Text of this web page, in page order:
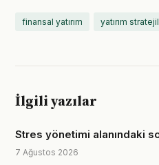
finansal yatırım yatırım
İlgili yazılar
Stres yönetimi alanındaki
7 Ağustos 2026